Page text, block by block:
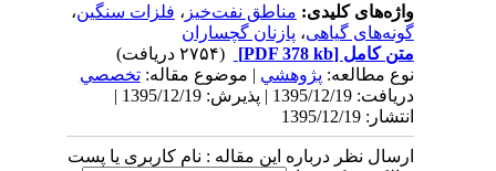
مناطق نفت‌خیز،فلزات سنگین،
پازنان گچساران
(۲۷۵۴ دریافت)
پژوهشي| موضوع مقاله:تخصصي
دریافت: 1395/12/19 | پذیرش: 1395/12/19 |
درباره این مقاله : نام کاربری یا پست